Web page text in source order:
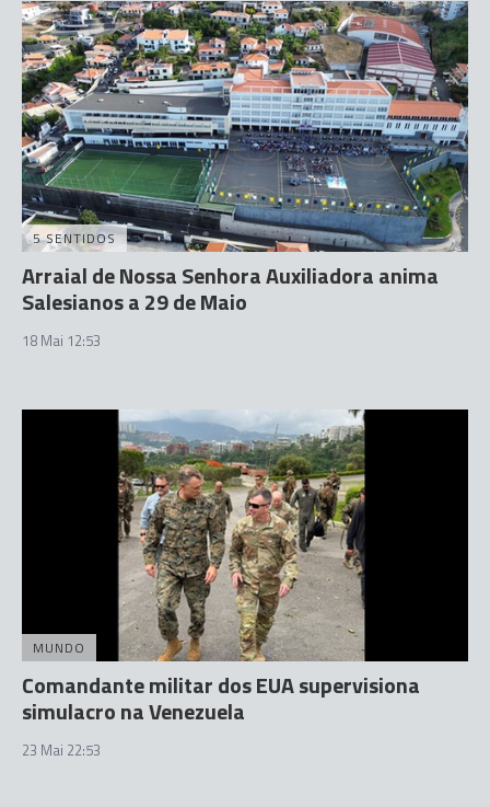
5 SENTIDOS
Arraial de Nossa Senhora Auxiliadora anima
Salesianos a 29 de Maio
18 Mai 12:53
MUNDO
Comandante militar dos EUA supervisiona
simulacro na Venezuela
23 Mai 22:53